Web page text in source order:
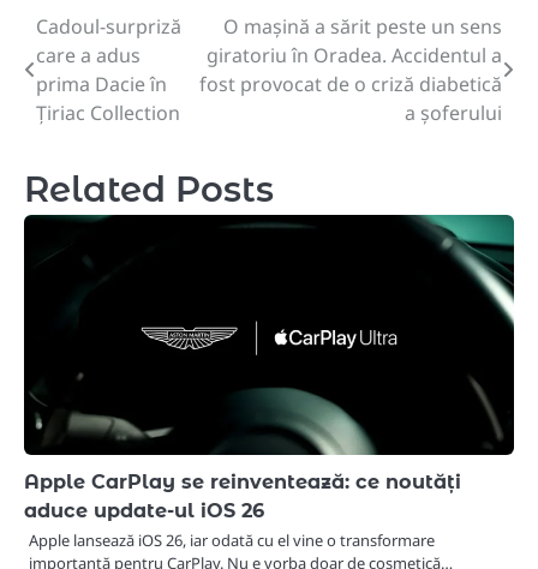
Post
navigation
Cadoul-surpriză
care a adus
prima Dacie în
Țiriac Collection
O mașină a sărit peste un sens
giratoriu în Oradea. Accidentul a
fost provocat de o criză diabetică
a șoferului
Related Posts
Apple CarPlay se reinventează: ce noutăți
aduce update-ul iOS 26
Apple lansează iOS 26, iar odată cu el vine o transformare
importantă pentru CarPlay. Nu e vorba doar de cosmetică…